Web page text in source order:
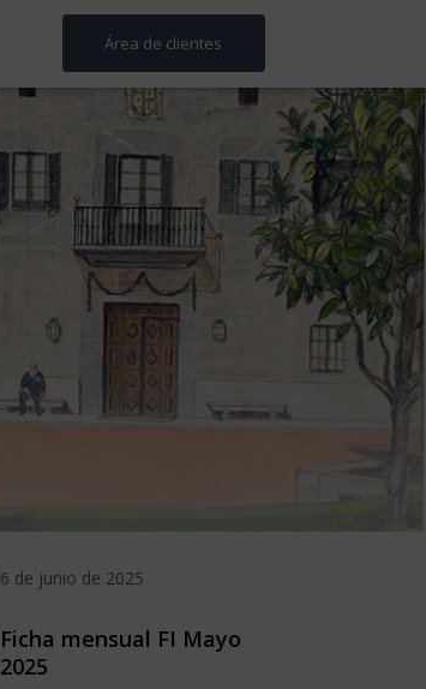
Área de clientes
6 de junio de 2025
Ficha mensual FI Mayo
2025